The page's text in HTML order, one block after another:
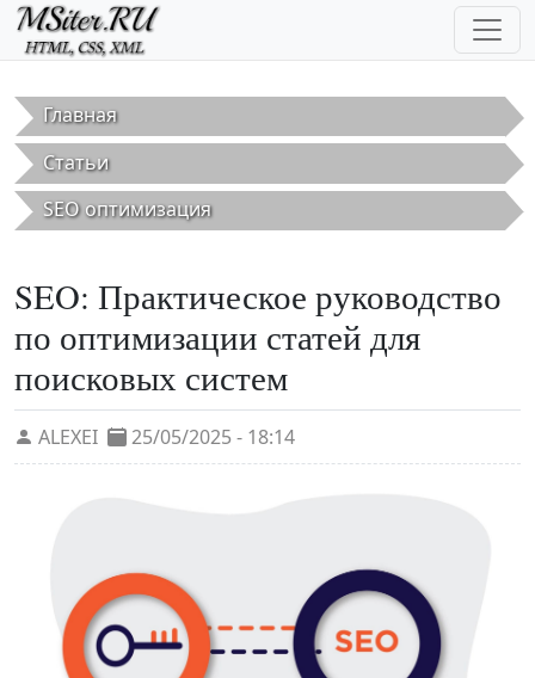
Перейти к основному содержанию
Главная
Статьи
SEO оптимизация
SEO: Практическое руководство
по оптимизации статей для
поисковых систем
ALEXEI 25/05/2025 - 18:14